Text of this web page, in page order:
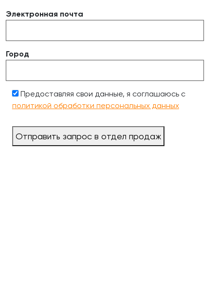
Электронная почта
Город
Предоставляя свои данные, я соглашаюсь с
политикой обработки персональных данных
Отправить запрос в отдел продаж